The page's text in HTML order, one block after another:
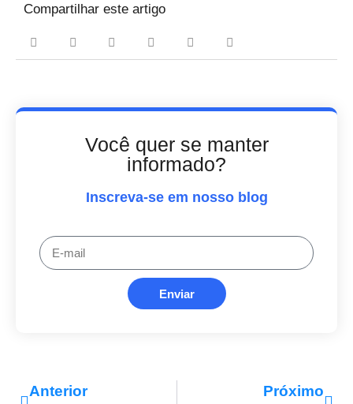
Compartilhar este artigo
Você quer se manter
informado?
Inscreva-se em nosso blog
Enviar
Anterior Próximo